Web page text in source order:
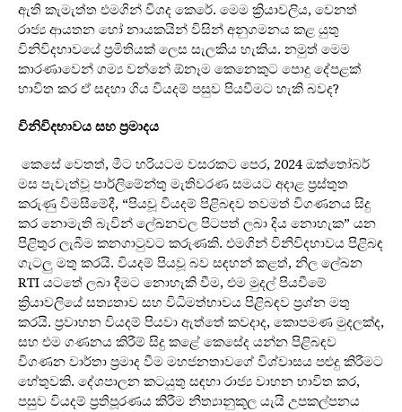
ඇති කැමැත්ත එමගින් විශද කෙරේ. මෙම ක්‍රියාවලිය, වෙනත්
රාජ්‍ය ආයතන හෝ නායකයින් විසින් අනුගමනය කළ යුතු
විනිවිදභාවයේ ප්‍රමිතියක් ලෙස සැලකිය හැකිය. නමුත් මෙම
කාරණාවෙන් ගම්‍ය වන්නේ ඕනෑම කෙනෙකුට පොදු දේපළක්
භාවිත කර ඒ සදහා ගිය වියදම් පසුව පියවීමට හැකි බවද?
විනිවිදභාවය සහ ප්‍රමාදය
කෙසේ වෙතත්, මීට හරියටම වසරකට පෙර, 2024 ඔක්තෝබර්
මස පැවැත්වූ පාර්ලිමේන්තු මැතිවරණ සමයට අදාළ ප්‍රස්තුත
කරුණු විමසීමේදී, “පියවූ වියදම් පිළිබඳව තවමත් විගණනය සිදු
කර නොමැති බැවින් ලේඛනවල පිටපත් ලබා දිය නොහැක” යන
පිළිතුර ලැබීම කනගාටුවට කරුණකි. එමගින් විනිවිදභාවය පිළිබඳ
ගැටලු මතු කරයි. වියදම් පියවූ බව සඳහන් කළත්, නිල ලේඛන
RTI යටතේ ලබා දීමට නොහැකි වීම, එම මුදල් පියවීමේ
ක්‍රියාවලියේ සත්‍යතාව සහ විධිමත්භාවය පිළිබඳව ප්‍රශ්න මතු
කරයි. ප්‍රවාහන වියදම් පියවා ඇත්තේ කවදාද, කොපමණ මුදලක්ද,
සහ එම ගණනය කිරීම් සිදු කළේ කෙසේද යන්න පිළිබඳව
විගණන වාර්තා ප්‍රමාද වීම මහජනතාවගේ විශ්වාසය පළුදු කිරීමට
හේතුවකි. දේශපාලන කටයුතු සඳහා රාජ්‍ය වාහන භාවිත කර,
පසුව වියදම් ප්‍රතිපූරණය කිරීම නීත්‍යානුකූල යැයි උපකල්පනය